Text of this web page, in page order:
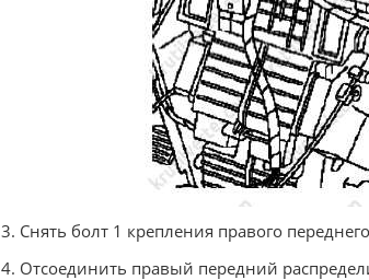
3. Снять болт 1 крепления правого
4. Отсоединить правый передний